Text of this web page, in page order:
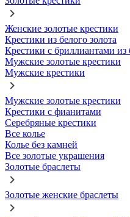
Женские золотые крестики
Крестики из белого золота
Крестики с бриллиантами из
Мужские золотые крестики
Мужские крестики
Мужские золотые крестики
Крестики с фианитами
Серебряные крестики
Все колье
Колье без камней
Все золотые украшения
Золотые браслеты
Золотые женские браслеты